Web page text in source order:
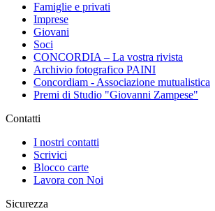
Famiglie e privati
Imprese
Giovani
Soci
CONCORDIA – La vostra rivista
Archivio fotografico PAINI
Concordiam - Associazione mutualistica
Premi di Studio "Giovanni Zampese"
Contatti
I nostri contatti
Scrivici
Blocco carte
Lavora con Noi
Sicurezza